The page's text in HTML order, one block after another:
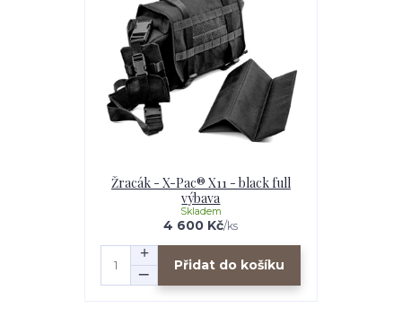
Žracák - X-Pac® X11 - black full
výbava
4 600 Kč/ks
Skladem
Přidat do košíku